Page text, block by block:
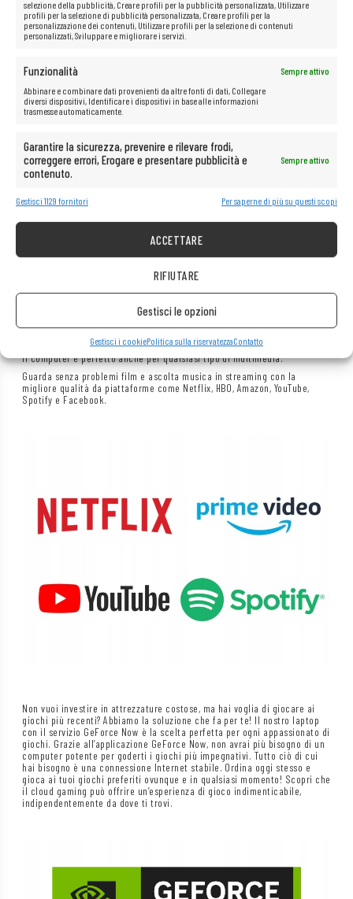
selezione della pubblicità, Creare profili per la pubblicità personalizzata, Utilizzare
profili per la selezione di pubblicità personalizzata, Creare profili per la
personalizzazione dei contenuti, Utilizzare profili per la selezione di contenuti
personalizzati, Sviluppare e migliorare i servizi.
Funzionalità
Sempre attivo
Abbinare e combinare dati provenienti da altre fonti di dati, Collegare
diversi dispositivi, Identificare i dispositivi in base alle informazioni
trasmesse automaticamente.
Garantire la sicurezza, prevenire e rilevare frodi,
correggere errori, Erogare e presentare pubblicità e
contenuto.
Sempre attivo
Gestisci 1129 fornitori Per saperne di più su questi scopi
ACCETTARE
RIFIUTARE
Gestisci le opzioni
Gestisci i cookiePolitica sulla riservatezzaContatto
Schermo opaco
Vuoi lavorare comodamente con il tuo laptop in qualsiasi condizione,
senza il rischio di abbagliamento o affaticamento degli occhi?Il
display opaco è
la soluzione perfetta per te!
consentirà di lavorare liberamente in diverse condizioni, sia all’interno
gli occhi, consentendoti di lavorare più a lungo e in modo più
confortevole senza provare fastidio.
Le possibilità multimediali illimitate
sono a portata di mano!
Il computer è perfetto anche per qualsiasi tipo di multimedia.
Guarda senza problemi film e ascolta musica in streaming con la
migliore qualità da piattaforme come Netflix, HBO, Amazon, YouTube,
Spotify e Facebook.
Non vuoi investire in attrezzature costose, ma hai voglia di giocare ai
giochi più recenti? Abbiamo la soluzione che fa per te! Il nostro laptop
con il servizio GeForce Now è la scelta perfetta per ogni appassionato di
giochi. Grazie all’applicazione GeForce Now, non avrai più bisogno di un
computer potente per goderti i giochi più impegnativi. Tutto ciò di cui
hai bisogno è una connessione Internet stabile. Ordina oggi stesso e
gioca ai tuoi giochi preferiti ovunque e in qualsiasi momento! Scopri che
il cloud gaming può offrire un’esperienza di gioco indimenticabile,
indipendentemente da dove ti trovi.